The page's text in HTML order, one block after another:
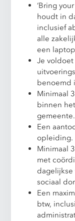
‘Bring
houdt in
inclusief
alle
een
Je
benoemd
Minimaal
binnen
gemeente.
Een
opleiding.
Minimaal
met
sociaal
Een
btw,